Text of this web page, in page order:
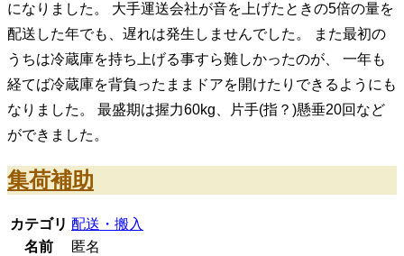
になりました。 大手運送会社が音を上げたときの5倍の量を
配送した年でも、遅れは発生しませんでした。 また最初の
うちは冷蔵庫を持ち上げる事すら難しかったのが、 一年も
経てば冷蔵庫を背負ったままドアを開けたりできるようにも
なりました。 最盛期は握力60kg、片手(指？)懸垂20回など
ができました。
集荷補助
カテゴリ 配送・搬入
名前
匿名